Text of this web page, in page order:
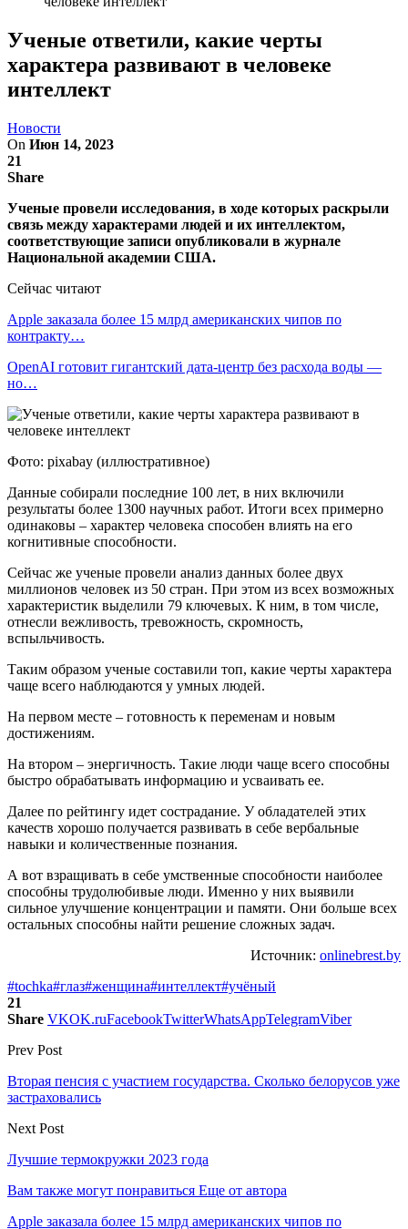
Ученые ответили, какие черты
характера развивают в человеке
интеллект
Новости
On Июн 14, 2023
21
Share
Ученые провели исследования, в ходе которых раскрыли
связь между характерами людей и их интеллектом,
соответствующие записи опубликовали в журнале
Национальной академии США.
Сейчас читают
Apple заказала более 15 млрд американских чипов по
контракту…
OpenAI готовит гигантский дата-центр без расхода воды —
но…
Фото: pixabay (иллюстративное)
Данные собирали последние 100 лет, в них включили
результаты более 1300 научных работ. Итоги всех примерно
одинаковы – характер человека способен влиять на его
когнитивные способности.
Сейчас же ученые провели анализ данных более двух
миллионов человек из 50 стран. При этом из всех возможных
характеристик выделили 79 ключевых. К ним, в том числе,
отнесли вежливость, тревожность, скромность,
вспыльчивость.
Таким образом ученые составили топ, какие черты характера
чаще всего наблюдаются у умных людей.
На первом месте – готовность к переменам и новым
достижениям.
На втором – энергичность. Такие люди чаще всего способны
быстро обрабатывать информацию и усваивать ее.
Далее по рейтингу идет сострадание. У обладателей этих
качеств хорошо получается развивать в себе вербальные
навыки и количественные познания.
А вот взращивать в себе умственные способности наиболее
способны трудолюбивые люди. Именно у них выявили
сильное улучшение концентрации и памяти. Они больше всех
остальных способны найти решение сложных задач.
Источник: onlinebrest.by
#tochka#глаз#женщина#интеллект#учёный
21
Share VKOK.ruFacebookTwitterWhatsAppTelegramViber
Prev Post
Вторая пенсия с участием государства. Сколько белорусов уже
застраховались
Next Post
Лучшие термокружки 2023 года
Вам также могут понравиться Еще от автора
Apple заказала более 15 млрд американских чипов по